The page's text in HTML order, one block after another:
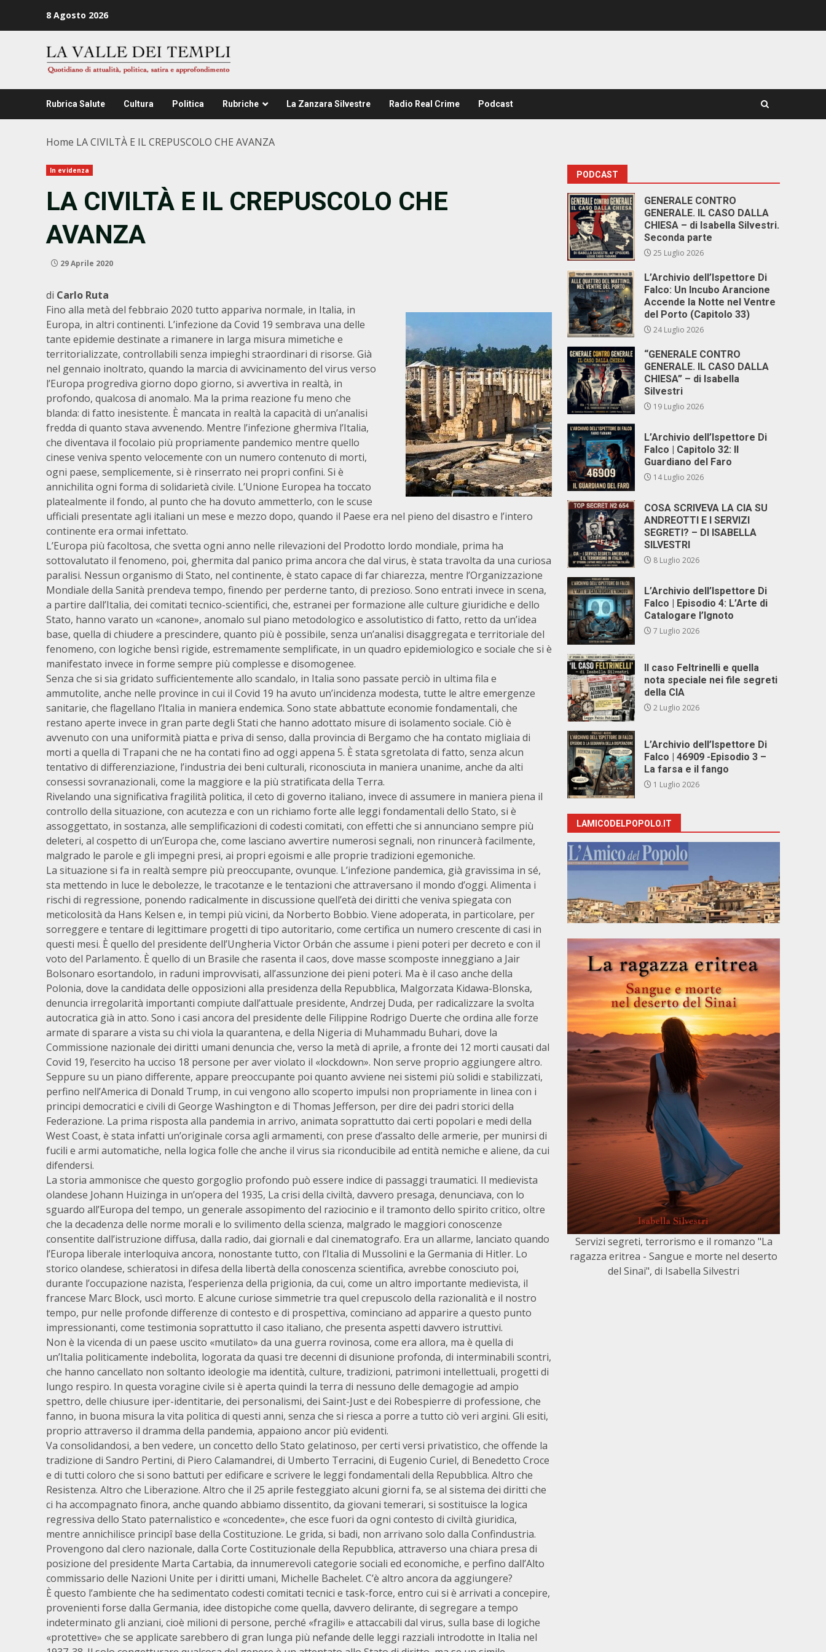
8 Agosto 2026
Rubrica Salute Cultura Politica Rubriche La Zanzara Silvestre Radio Real Crime Podcast
Home LA CIVILTÀ E IL CREPUSCOLO CHE AVANZA
In evidenza
LA CIVILTÀ E IL CREPUSCOLO CHE
AVANZA
29 Aprile 2020
di Carlo Ruta
Fino alla metà del febbraio 2020 tutto appariva normale, in Italia, in
Europa, in altri continenti. L’infezione da Covid 19 sembrava una delle
tante epidemie destinate a rimanere in larga misura mimetiche e
territorializzate, controllabili senza impieghi straordinari di risorse. Già
nel gennaio inoltrato, quando la marcia di avvicinamento del virus verso
l’Europa progrediva giorno dopo giorno, si avvertiva in realtà, in
profondo, qualcosa di anomalo. Ma la prima reazione fu meno che
blanda: di fatto inesistente. È mancata in realtà la capacità di un’analisi
fredda di quanto stava avvenendo. Mentre l’infezione ghermiva l’Italia,
che diventava il focolaio più propriamente pandemico mentre quello
cinese veniva spento velocemente con un numero contenuto di morti,
ogni paese, semplicemente, si è rinserrato nei propri confini. Si è
annichilita ogni forma di solidarietà civile. L’Unione Europea ha toccato
platealmente il fondo, al punto che ha dovuto ammetterlo, con le scuse
ufficiali presentate agli italiani un mese e mezzo dopo, quando il Paese era nel pieno del disastro e l’intero
continente era ormai infettato.
L’Europa più facoltosa, che svetta ogni anno nelle rilevazioni del Prodotto lordo mondiale, prima ha
sottovalutato il fenomeno, poi, ghermita dal panico prima ancora che dal virus, è stata travolta da una curiosa
paralisi. Nessun organismo di Stato, nel continente, è stato capace di far chiarezza, mentre l’Organizzazione
Mondiale della Sanità prendeva tempo, finendo per perderne tanto, di prezioso. Sono entrati invece in scena,
a partire dall’Italia, dei comitati tecnico-scientifici, che, estranei per formazione alle culture giuridiche e dello
Stato, hanno varato un «canone», anomalo sul piano metodologico e assolutistico di fatto, retto da un’idea
base, quella di chiudere a prescindere, quanto più è possibile, senza un’analisi disaggregata e territoriale del
fenomeno, con logiche bensì rigide, estremamente semplificate, in un quadro epidemiologico e sociale che si è
manifestato invece in forme sempre più complesse e disomogenee.
Senza che si sia gridato sufficientemente allo scandalo, in Italia sono passate perciò in ultima fila e
ammutolite, anche nelle province in cui il Covid 19 ha avuto un’incidenza modesta, tutte le altre emergenze
sanitarie, che flagellano l’Italia in maniera endemica. Sono state abbattute economie fondamentali, che
restano aperte invece in gran parte degli Stati che hanno adottato misure di isolamento sociale. Ciò è
avvenuto con una uniformità piatta e priva di senso, dalla provincia di Bergamo che ha contato migliaia di
morti a quella di Trapani che ne ha contati fino ad oggi appena 5. È stata sgretolata di fatto, senza alcun
tentativo di differenziazione, l’industria dei beni culturali, riconosciuta in maniera unanime, anche da alti
consessi sovranazionali, come la maggiore e la più stratificata della Terra.
Rivelando una significativa fragilità politica, il ceto di governo italiano, invece di assumere in maniera piena il
controllo della situazione, con acutezza e con un richiamo forte alle leggi fondamentali dello Stato, si è
assoggettato, in sostanza, alle semplificazioni di codesti comitati, con effetti che si annunciano sempre più
deleteri, al cospetto di un’Europa che, come lasciano avvertire numerosi segnali, non rinuncerà facilmente,
malgrado le parole e gli impegni presi, ai propri egoismi e alle proprie tradizioni egemoniche.
La situazione si fa in realtà sempre più preoccupante, ovunque. L’infezione pandemica, già gravissima in sé,
sta mettendo in luce le debolezze, le tracotanze e le tentazioni che attraversano il mondo d’oggi. Alimenta i
rischi di regressione, ponendo radicalmente in discussione quell’età dei diritti che veniva spiegata con
meticolosità da Hans Kelsen e, in tempi più vicini, da Norberto Bobbio. Viene adoperata, in particolare, per
sorreggere e tentare di legittimare progetti di tipo autoritario, come certifica un numero crescente di casi in
questi mesi. È quello del presidente dell’Ungheria Victor Orbán che assume i pieni poteri per decreto e con il
voto del Parlamento. È quello di un Brasile che rasenta il caos, dove masse scomposte inneggiano a Jair
Bolsonaro esortandolo, in raduni improvvisati, all’assunzione dei pieni poteri. Ma è il caso anche della
Polonia, dove la candidata delle opposizioni alla presidenza della Repubblica, Malgorzata Kidawa-Blonska,
denuncia irregolarità importanti compiute dall’attuale presidente, Andrzej Duda, per radicalizzare la svolta
autocratica già in atto. Sono i casi ancora del presidente delle Filippine Rodrigo Duerte che ordina alle forze
armate di sparare a vista su chi viola la quarantena, e della Nigeria di Muhammadu Buhari, dove la
Commissione nazionale dei diritti umani denuncia che, verso la metà di aprile, a fronte dei 12 morti causati dal
Covid 19, l’esercito ha ucciso 18 persone per aver violato il «lockdown». Non serve proprio aggiungere altro.
Seppure su un piano differente, appare preoccupante poi quanto avviene nei sistemi più solidi e stabilizzati,
perfino nell’America di Donald Trump, in cui vengono allo scoperto impulsi non propriamente in linea con i
principi democratici e civili di George Washington e di Thomas Jefferson, per dire dei padri storici della
Federazione. La prima risposta alla pandemia in arrivo, animata soprattutto dai certi popolari e medi della
West Coast, è stata infatti un’originale corsa agli armamenti, con prese d’assalto delle armerie, per munirsi di
fucili e armi automatiche, nella logica folle che anche il virus sia riconducibile ad entità nemiche e aliene, da cui
difendersi.
La storia ammonisce che questo gorgoglio profondo può essere indice di passaggi traumatici. Il medievista
olandese Johann Huizinga in un’opera del 1935, La crisi della civiltà, davvero presaga, denunciava, con lo
sguardo all’Europa del tempo, un generale assopimento del raziocinio e il tramonto dello spirito critico, oltre
che la decadenza delle norme morali e lo svilimento della scienza, malgrado le maggiori conoscenze
consentite dall’istruzione diffusa, dalla radio, dai giornali e dal cinematografo. Era un allarme, lanciato quando
l’Europa liberale interloquiva ancora, nonostante tutto, con l’Italia di Mussolini e la Germania di Hitler. Lo
storico olandese, schieratosi in difesa della libertà della conoscenza scientifica, avrebbe conosciuto poi,
durante l’occupazione nazista, l’esperienza della prigionia, da cui, come un altro importante medievista, il
francese Marc Block, uscì morto. E alcune curiose simmetrie tra quel crepuscolo della razionalità e il nostro
tempo, pur nelle profonde differenze di contesto e di prospettiva, cominciano ad apparire a questo punto
impressionanti, come testimonia soprattutto il caso italiano, che presenta aspetti davvero istruttivi.
Non è la vicenda di un paese uscito «mutilato» da una guerra rovinosa, come era allora, ma è quella di
un’Italia politicamente indebolita, logorata da quasi tre decenni di disunione profonda, di interminabili scontri,
che hanno cancellato non soltanto ideologie ma identità, culture, tradizioni, patrimoni intellettuali, progetti di
lungo respiro. In questa voragine civile si è aperta quindi la terra di nessuno delle demagogie ad ampio
spettro, delle chiusure iper-identitarie, dei personalismi, dei Saint-Just e dei Robespierre di professione, che
fanno, in buona misura la vita politica di questi anni, senza che si riesca a porre a tutto ciò veri argini. Gli esiti,
proprio attraverso il dramma della pandemia, appaiono ancor più evidenti.
Va consolidandosi, a ben vedere, un concetto dello Stato gelatinoso, per certi versi privatistico, che offende la
tradizione di Sandro Pertini, di Piero Calamandrei, di Umberto Terracini, di Eugenio Curiel, di Benedetto Croce
e di tutti coloro che si sono battuti per edificare e scrivere le leggi fondamentali della Repubblica. Altro che
Resistenza. Altro che Liberazione. Altro che il 25 aprile festeggiato alcuni giorni fa, se al sistema dei diritti che
ci ha accompagnato finora, anche quando abbiamo dissentito, da giovani temerari, si sostituisce la logica
regressiva dello Stato paternalistico e «concedente», che esce fuori da ogni contesto di civiltà giuridica,
mentre annichilisce principî base della Costituzione. Le grida, si badi, non arrivano solo dalla Confindustria.
Provengono dal clero nazionale, dalla Corte Costituzionale della Repubblica, attraverso una chiara presa di
posizione del presidente Marta Cartabia, da innumerevoli categorie sociali ed economiche, e perfino dall’Alto
commissario delle Nazioni Unite per i diritti umani, Michelle Bachelet. C’è altro ancora da aggiungere?
È questo l’ambiente che ha sedimentato codesti comitati tecnici e task-force, entro cui si è arrivati a concepire,
provenienti forse dalla Germania, idee distopiche come quella, davvero delirante, di segregare a tempo
indeterminato gli anziani, cioè milioni di persone, perché «fragili» e attaccabili dal virus, sulla base di logiche
«protettive» che se applicate sarebbero di gran lunga più nefande delle leggi razziali introdotte in Italia nel
PODCAST
GENERALE CONTRO
GENERALE. IL CASO DALLA
CHIESA – di Isabella Silvestri.
Seconda parte
25 Luglio 2026
L’Archivio dell’Ispettore Di
Falco: Un Incubo Arancione
Accende la Notte nel Ventre
del Porto (Capitolo 33)
24 Luglio 2026
“GENERALE CONTRO
GENERALE. IL CASO DALLA
CHIESA” – di Isabella
Silvestri
19 Luglio 2026
L’Archivio dell’Ispettore Di
Falco | Capitolo 32: Il
Guardiano del Faro
14 Luglio 2026
COSA SCRIVEVA LA CIA SU
ANDREOTTI E I SERVIZI
SEGRETI? – DI ISABELLA
SILVESTRI
8 Luglio 2026
L’Archivio dell’Ispettore Di
Falco | Episodio 4: L’Arte di
Catalogare l’Ignoto
7 Luglio 2026
Il caso Feltrinelli e quella
nota speciale nei file segreti
della CIA
2 Luglio 2026
L’Archivio dell’Ispettore Di
Falco | 46909 -Episodio 3 –
La farsa e il fango
1 Luglio 2026
LAMICODELPOPOLO.IT
Servizi segreti, terrorismo e il romanzo "La
ragazza eritrea - Sangue e morte nel deserto
del Sinai", di Isabella Silvestri